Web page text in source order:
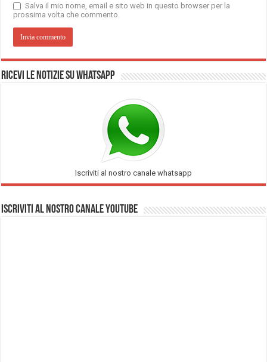
Salva il mio nome, email e sito web in questo browser per la
prossima volta che commento.
Ricevi le notizie su Whatsapp
Iscriviti al nostro canale whatsapp
Iscriviti al nostro Canale Youtube